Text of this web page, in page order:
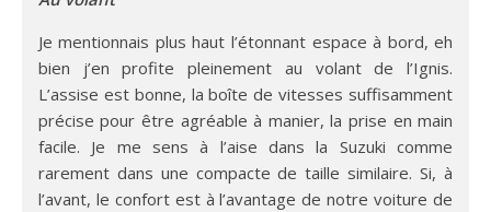
Je mentionnais plus haut l’étonnant espace à bord, eh
bien j’en profite pleinement au volant de l’Ignis.
L’assise est bonne, la boîte de vitesses suffisamment
précise pour être agréable à manier, la prise en main
facile. Je me sens à l’aise dans la Suzuki comme
rarement dans une compacte de taille similaire. Si, à
l’avant, le confort est à l’avantage de notre voiture de